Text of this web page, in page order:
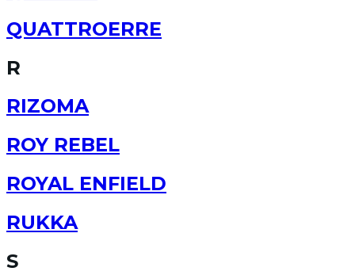
QUATTROERRE
R
RIZOMA
ROY REBEL
ROYAL ENFIELD
RUKKA
S